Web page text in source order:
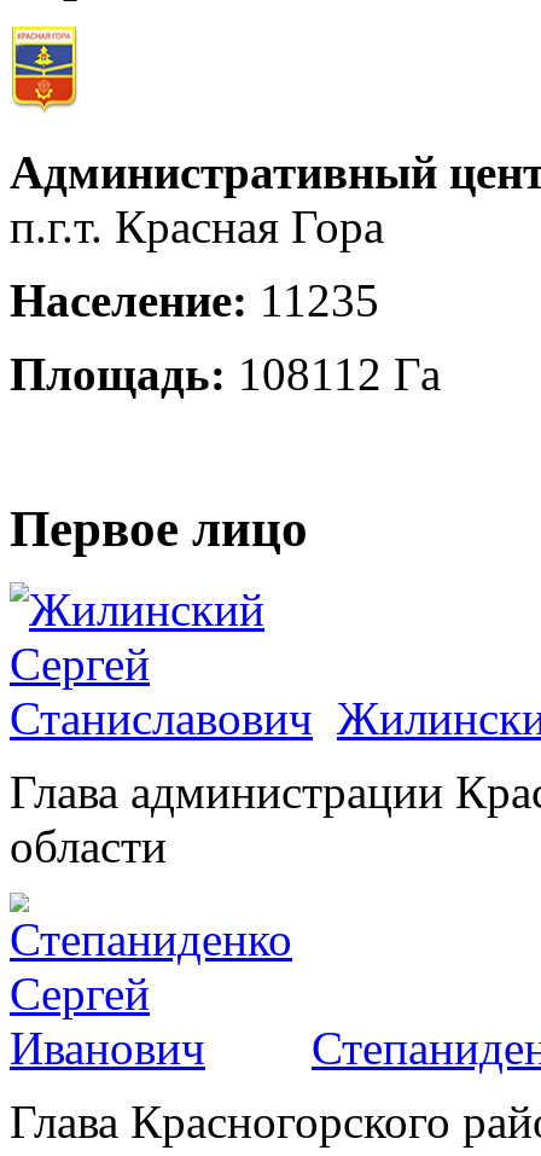
Административный
п.г.т. Красная Гора
Население: 11235
Площадь: 108112 Га
Первое лицо
Глава администрации
области
Глава Красногорского